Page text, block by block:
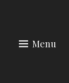
Menu